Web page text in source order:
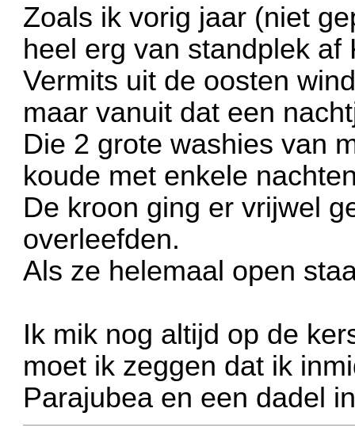
Zoals ik vorig jaar (niet
heel erg van standplek af
Vermits uit de oosten
maar vanuit dat een
Die 2 grote washies van
koude met enkele
De kroon ging er vrijwel
overleefden.
Als ze helemaal open
Ik mik nog altijd op de
moet ik zeggen dat ik
Parajubea en een dadel